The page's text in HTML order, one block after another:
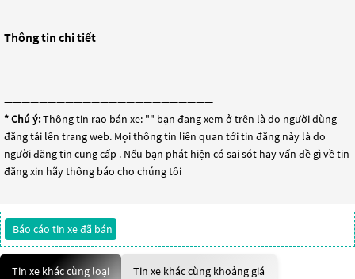
Thông tin chi tiết
————————————————————————
* Chú ý:Thông tin rao bán xe: "" bạn đang xem ở trên là do người dùng
đăng tải lên trang web. Mọi thông tin liên quan tới tin đăng này là do
người đăng tin cung cấp . Nếu bạn phát hiện có sai sót hay vấn đề gì về tin
đăng xin hãy thông báo cho chúng tôi
Báo cáo tin xe đã bán
Tin xe khác cùng loại Tin xe khác cùng khoảng giá